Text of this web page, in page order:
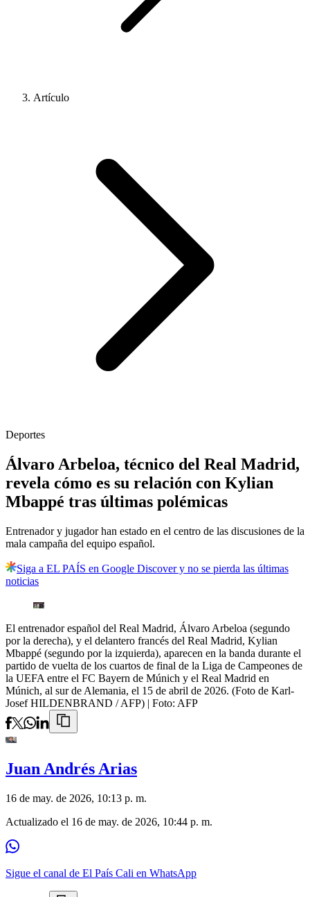
Artículo
Deportes
Álvaro Arbeloa, técnico del Real Madrid,
revela cómo es su relación con Kylian
Mbappé tras últimas polémicas
Entrenador y jugador han estado en el centro de las discusiones de la
mala campaña del equipo español.
Siga a EL PAÍS en Google Discover y no se pierda las últimas
noticias
El entrenador español del Real Madrid, Álvaro Arbeloa (segundo
por la derecha), y el delantero francés del Real Madrid, Kylian
Mbappé (segundo por la izquierda), aparecen en la banda durante el
partido de vuelta de los cuartos de final de la Liga de Campeones de
la UEFA entre el FC Bayern de Múnich y el Real Madrid en
Múnich, al sur de Alemania, el 15 de abril de 2026. (Foto de Karl-
Josef HILDENBRAND / AFP) | Foto: AFP
Juan Andrés Arias
16 de may. de 2026, 10:13 p. m.
Actualizado el 16 de may. de 2026, 10:44 p. m.
Sigue el canal de El País Cali en WhatsApp